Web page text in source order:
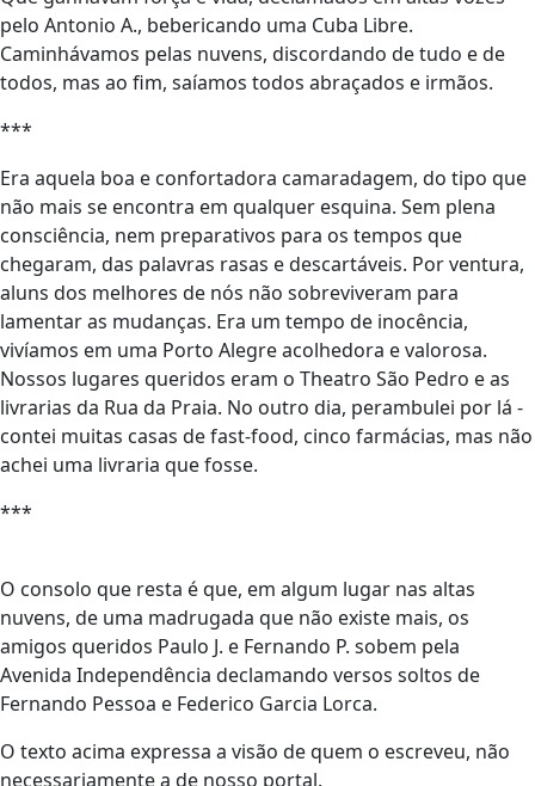
pelo Antonio A., bebericando uma Cuba Libre.
Caminhávamos pelas nuvens, discordando de tudo e de
todos, mas ao fim, saíamos todos abraçados e irmãos.
***
Era aquela boa e confortadora camaradagem, do tipo que
não mais se encontra em qualquer esquina. Sem plena
consciência, nem preparativos para os tempos que
chegaram, das palavras rasas e descartáveis. Por ventura,
aluns dos melhores de nós não sobreviveram para
lamentar as mudanças. Era um tempo de inocência,
vivíamos em uma Porto Alegre acolhedora e valorosa.
Nossos lugares queridos eram o Theatro São Pedro e as
livrarias da Rua da Praia. No outro dia, perambulei por lá -
contei muitas casas de fast-food, cinco farmácias, mas não
achei uma livraria que fosse.
***
O consolo que resta é que, em algum lugar nas altas
nuvens, de uma madrugada que não existe mais, os
amigos queridos Paulo J. e Fernando P. sobem pela
Avenida Independência declamando versos soltos de
Fernando Pessoa e Federico Garcia Lorca.
O texto acima expressa a visão de quem o escreveu, não
necessariamente a de nosso portal.